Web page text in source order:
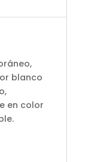
blanco
en color